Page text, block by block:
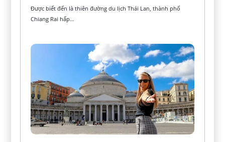
Được biết đến là thiên đường du lịch Thái Lan, thành phố
Chiang Rai hấp…